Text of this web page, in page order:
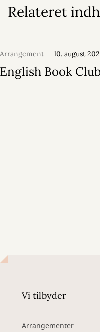
Relateret
Arrangement 10. august
English Book
Vi tilbyder
Arrangementer